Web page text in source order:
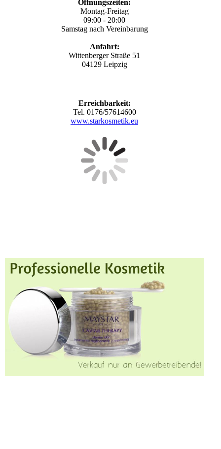
Öffnungszeiten:
Montag-Freitag
09:00 - 20:00
Samstag nach Vereinbarung
Anfahrt:
Wittenberger Straße 51
04129 Leipzig
Erreichbarkeit:
Tel. 0176/57614600
www.starkosmetik.eu